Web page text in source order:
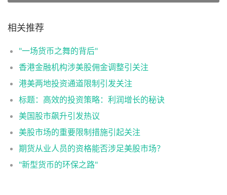
相关推荐
"一场货币之舞的背后"
香港金融机构涉美股佣金调整引关注
港美两地投资通道限制引发关注
标题：高效的投资策略：利润增长的秘诀
美国股市飙升引发热议
美股市场的重要限制措施引起关注
期货从业人员的资格能否涉足美股市场？
"新型货币的环保之路"